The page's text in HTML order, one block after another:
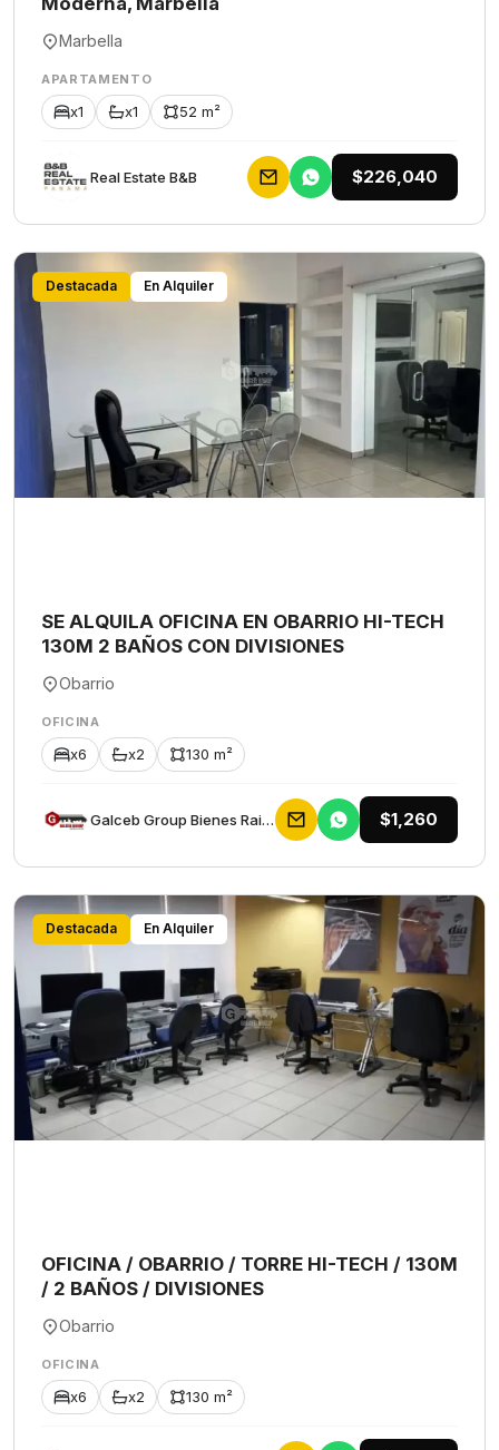
Marbella
APARTAMENTO
x1 x1 52 m²
Rеаl Еstаtе В&В $226,040
Destacada En Alquiler
SE ALQUILA OFICINA EN OBARRIO HI-TECH
130M 2 BAÑOS CON DIVISIONES
Obarrio
OFICINA
x6 x2 130 m²
Galceb Group Bienes Raices $1,260
Destacada En Alquiler
OFICINA / OBARRIO / TORRE HI-TECH / 130M
/ 2 BAÑOS / DIVISIONES
Obarrio
OFICINA
x6 x2 130 m²